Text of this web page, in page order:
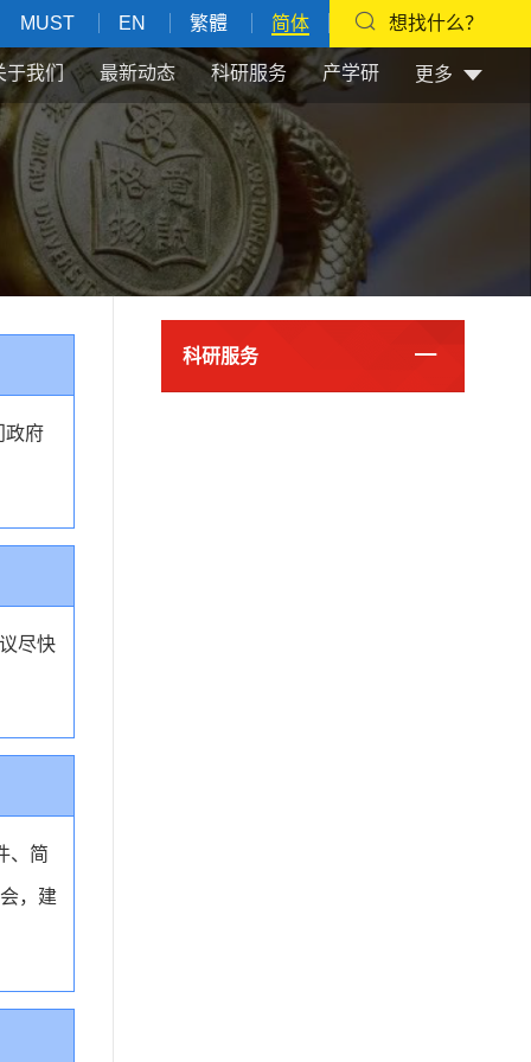
MUST EN 繁體 简体 想找什么？
于我们 最新动态 科研服务 产学研 更多
政府
尽快
、简
，建
科研服务